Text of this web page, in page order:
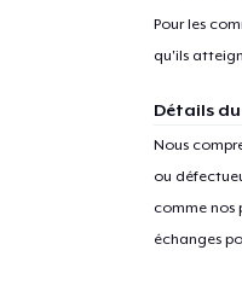
Pour les
qu'ils
Détails
Nous
ou
comme nos
échanges